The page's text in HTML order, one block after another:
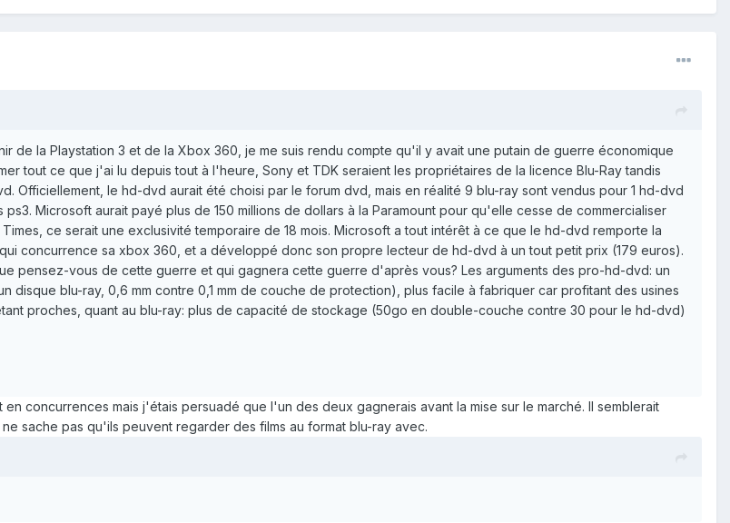
de la Playstation 3 et de la Xbox 360, je me suis rendu compte qu'il y avait une putain de guerre économique
tout ce que j'ai lu depuis tout à l'heure, Sony et TDK seraient les propriétaires de la licence Blu-Ray tandis
Officiellement, le hd-dvd aurait été choisi par le forum dvd, mais en réalité 9 blu-ray sont vendus pour 1 hd-dvd
Microsoft aurait payé plus de 150 millions de dollars à la Paramount pour qu'elle cesse de commercialiser
ce serait une exclusivité temporaire de 18 mois. Microsoft a tout intérêt à ce que le hd-dvd remporte la
concurrence sa xbox 360, et a développé donc son propre lecteur de hd-dvd à un tout petit prix (179 euros).
pensez-vous de cette guerre et qui gagnera cette guerre d'après vous? Les arguments des pro-hd-dvd: un
disque blu-ray, 0,6 mm contre 0,1 mm de couche de protection), plus facile à fabriquer car profitant des usines
proches, quant au blu-ray: plus de capacité de stockage (50go en double-couche contre 30 pour le hd-dvd)
concurrences mais j'étais persuadé que l'un des deux gagnerais avant la mise sur le marché. Il semblerait
sache pas qu'ils peuvent regarder des films au format blu-ray avec.